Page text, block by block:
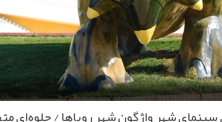
شهر واژگون شهر رویاها / جلوه‌ای